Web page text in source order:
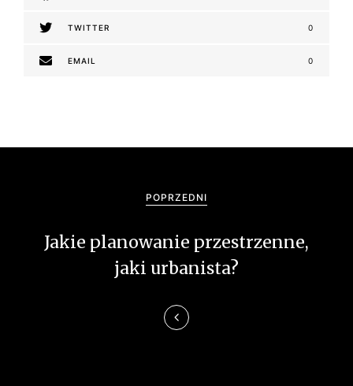
TWITTER 0
EMAIL 0
POPRZEDNI
Jakie planowanie przestrzenne,
jaki urbanista?